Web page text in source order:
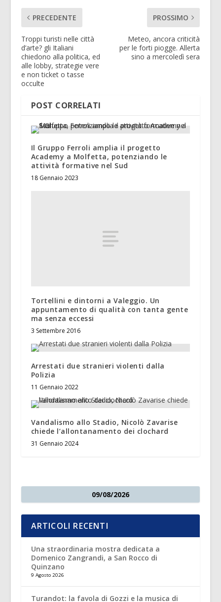
PRECEDENTE
Troppi turisti nelle città
d’arte? gli Italiani
chiedono alla politica, ed
alle lobby, strategie vere
e non ticket o tasse
occulte
PROSSIMO
Meteo, ancora criticità
per le forti piogge. Allerta
sino a mercoledì sera
POST CORRELATI
Il Gruppo Ferroli amplia il progetto
Academy a Molfetta, potenziando le
attività formative nel Sud
18 Gennaio 2023
Tortellini e dintorni a Valeggio. Un
appuntamento di qualità con tanta gente
ma senza eccessi
3 Settembre 2016
Arrestati due stranieri violenti dalla
Polizia
11 Gennaio 2022
Vandalismo allo Stadio, Nicolò Zavarise
chiede l’allontanamento dei clochard
31 Gennaio 2024
09/08/2026
ARTICOLI RECENTI
Una straordinaria mostra dedicata a
Domenico Zangrandi, a San Rocco di
Quinzano
9 Agosto 2026
Turandot: la favola di Gozzi e la musica di